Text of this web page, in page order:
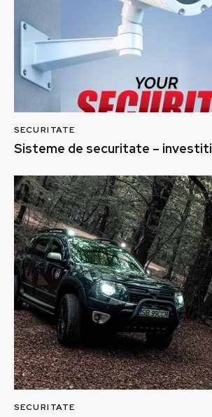
SECURITATE
Sisteme de securitate –
SECURITATE